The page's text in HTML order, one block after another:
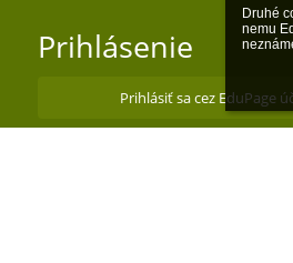
Druhé
nemu
Prihlásenie
Prihlásiť sa cez EduPage